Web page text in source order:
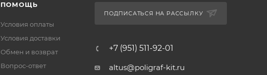
ПОМОЩЬ
Условия оплаты
Условия доставки
Обмен и возврат
Вопрос-ответ
ПОДПИСАТЬСЯ НА РАССЫЛКУ
+7 (951) 511-92-01
altus@poligraf-kit.ru